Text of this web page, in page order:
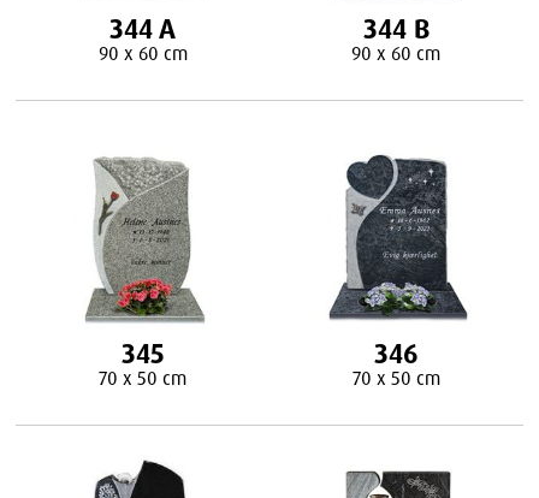
344 A
90 x 60 cm
344 B
90 x 60 cm
345
70 x 50 cm
346
70 x 50 cm